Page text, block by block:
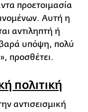
προετοιμασία
Αυτή η
αντιληπτή ή
υπόψη, πολύ
προσθέτει.
πολιτική
αντισεισμική